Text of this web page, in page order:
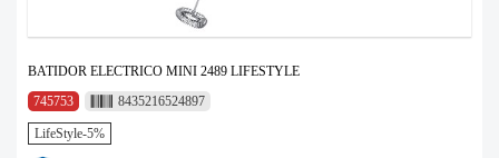
BATIDOR ELECTRICO MINI 2489 LIFESTYLE
745753
8435216524897
LifeStyle-5%